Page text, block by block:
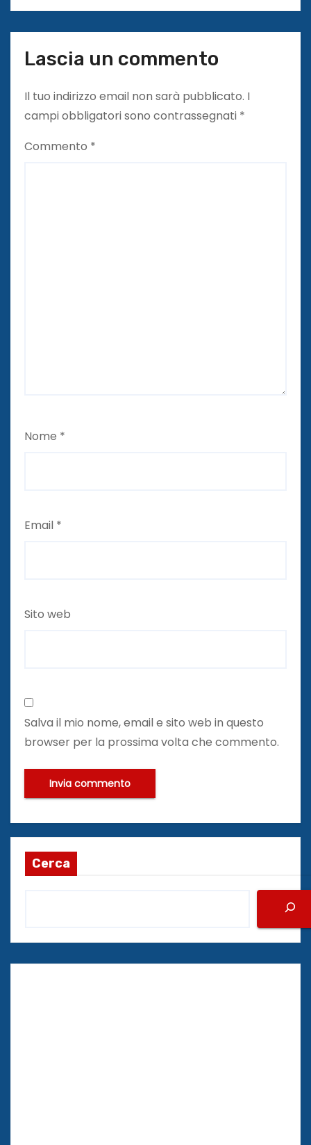
Lascia un commento
Il tuo indirizzo email non sarà pubblicato. I
campi obbligatori sono contrassegnati *
Commento *
Nome *
Email *
Sito web
Salva il mio nome, email e sito web in questo
browser per la prossima volta che commento.
Cerca